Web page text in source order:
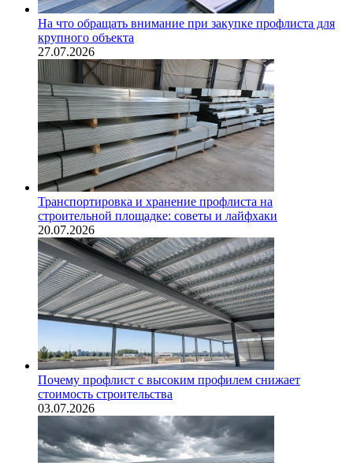
На что обращать внимание при закупке профлиста для
крупного объекта
27.07.2026
Транспортировка и хранение профлиста на
строительной площадке: советы и лайфхаки
20.07.2026
Почему профлист с высоким профилем снижает
стоимость строительства
03.07.2026